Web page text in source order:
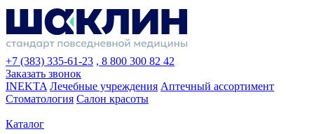
+7 (383) 335-61-23 , 8 800 300 82 42
Заказать звонок
INEKTA Лечебные учреждения Аптечный ассортимент
Стоматология Салон красоты
Каталог